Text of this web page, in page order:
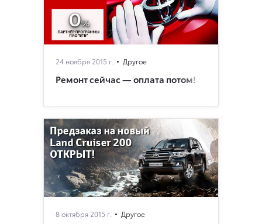
24 ноября 2015 г. Другое
Ремонт сейчас — оплата потом!
8 октября 2015 г. Другое